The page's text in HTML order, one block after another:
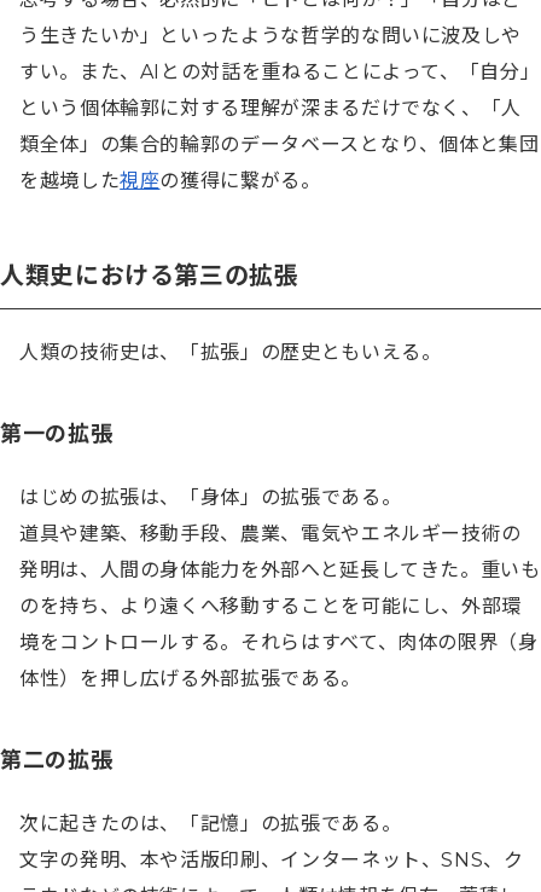
う生きたいか」といったような哲学的な問いに波及しや
すい。また、AIとの対話を重ねることによって、「自分」
という個体輪郭に対する理解が深まるだけでなく、「人
類全体」の集合的輪郭のデータベースとなり、個体と集団
を越境した視座の獲得に繋がる。
人類史における第三の拡張
人類の技術史は、「拡張」の歴史ともいえる。
第一の拡張
はじめの拡張は、「身体」の拡張である。
道具や建築、移動手段、農業、電気やエネルギー技術の
発明は、人間の身体能力を外部へと延長してきた。重いも
のを持ち、より遠くへ移動することを可能にし、外部環
境をコントロールする。それらはすべて、肉体の限界（身
体性）を押し広げる外部拡張である。
第二の拡張
次に起きたのは、「記憶」の拡張である。
文字の発明、本や活版印刷、インターネット、SNS、ク